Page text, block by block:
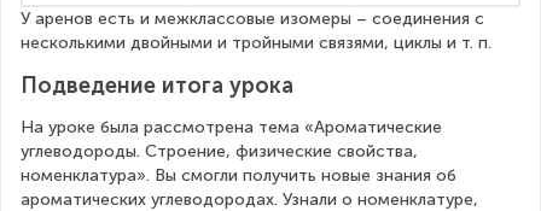
У аренов есть и межклассовые изомеры – соединения с
несколькими двойными и тройными связями, циклы и т. п.
Подведение итога урока
На уроке была рассмотрена тема «Ароматические
углеводороды. Строение, физические свойства,
номенклатура». Вы смогли получить новые знания об
ароматических углеводородах. Узнали о номенклатуре,